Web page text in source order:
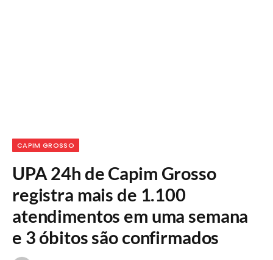
CAPIM GROSSO
UPA 24h de Capim Grosso
registra mais de 1.100
atendimentos em uma semana
e 3 óbitos são confirmados